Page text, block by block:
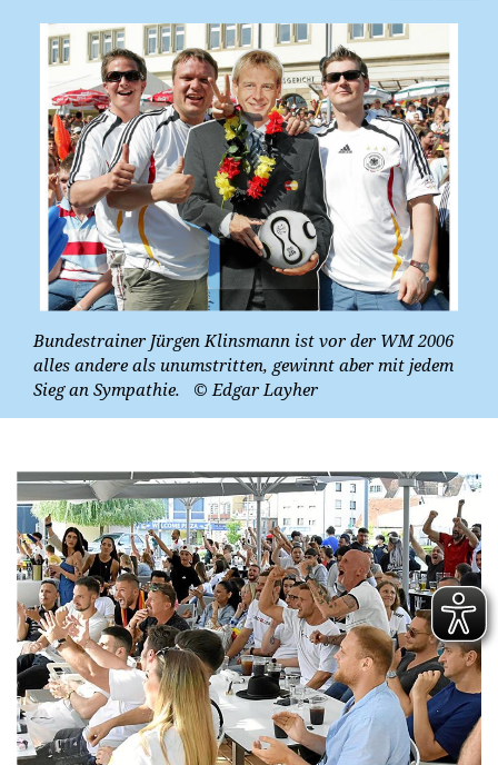
Bundestrainer Jürgen Klinsmann ist vor der WM 2006
alles andere als unumstritten, gewinnt aber mit jedem
Sieg an Sympathie.
© Edgar Layher